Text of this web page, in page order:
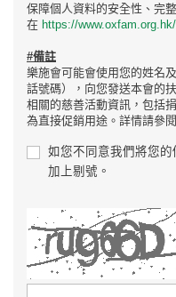
保障個人資料的安全性、完
在 https://
#備註
樂施會可能會使用您的姓名
話號碼），向您發送本會的
相關的慈善活動資訊，包括
為直接促銷用途。詳情請參
如您不同意我們將您
加上剔號。
請輸入驗證碼